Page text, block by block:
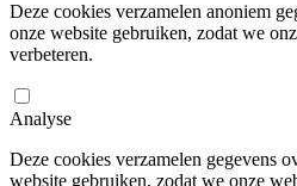
Deze cookies verzamelen anoniem
onze website gebruiken, zodat we
verbeteren.
Analyse
Deze cookies verzamelen gegevens
website gebruiken, zodat we onze